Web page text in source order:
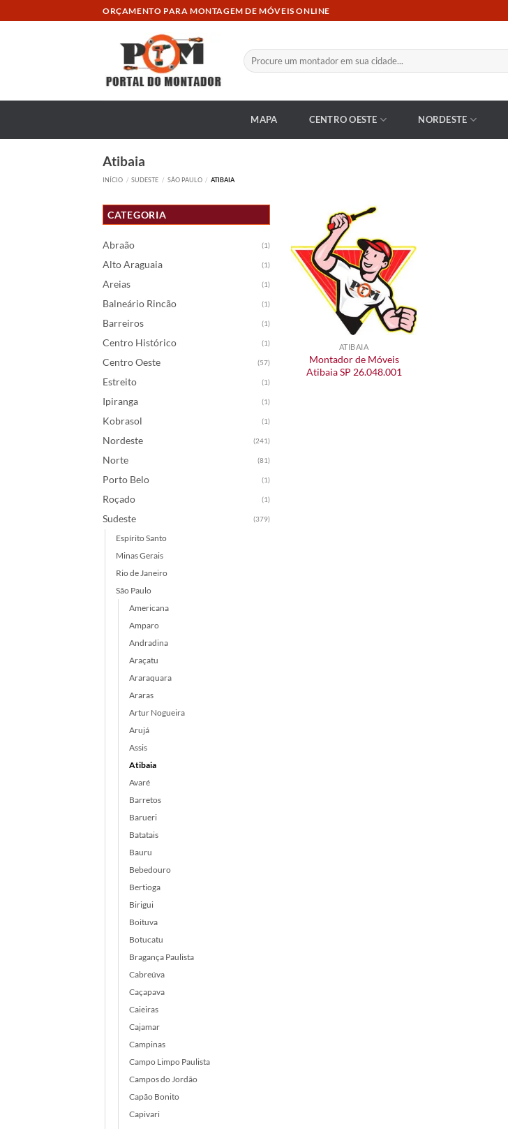
to
ORÇAMENTO PARA MONTAGEM DE MÓVEIS ONLINE
Pesquisar
por:
MAPA CENTRO OESTE NORDESTE
Atibaia
INÍCIO / SUDESTE / SÃO PAULO / ATIBAIA
CATEGORIA
Abraão (1)
Alto Araguaia (1)
Areias (1)
Balneário Rincão (1)
Barreiros (1)
Centro Histórico (1)
Centro Oeste (57)
Estreito (1)
Ipiranga (1)
Kobrasol (1)
Nordeste (241)
Norte (81)
Porto Belo (1)
Roçado (1)
Sudeste (379)
Espírito Santo
Minas Gerais
Rio de Janeiro
São Paulo
Americana
Amparo
Andradina
Araçatu
Araraquara
Araras
Artur Nogueira
Arujá
Assis
Atibaia
Avaré
Barretos
Barueri
Batatais
Bauru
Bebedouro
Bertioga
Birigui
Boituva
Botucatu
Bragança Paulista
Cabreúva
Caçapava
Caieiras
Cajamar
Campinas
Campo Limpo Paulista
Campos do Jordão
Capão Bonito
Capivari
ATIBAIA
Montador de Móveis
Atibaia SP 26.048.001